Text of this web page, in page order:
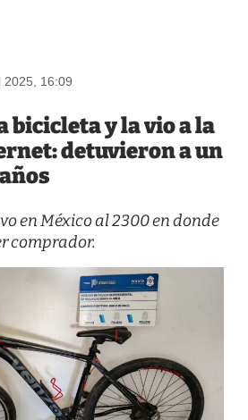
2025, 16:09
bicicleta y la vio a la
detuvieron a un
en México al 2300 en donde
comprador.